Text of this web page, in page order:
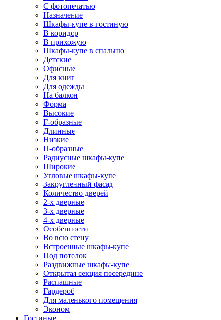
С фотопечатью
Назначение
Шкафы-купе в гостиную
В коридор
В прихожую
Шкафы-купе в спальню
Детские
Офисные
Для книг
Для одежды
На балкон
Форма
Высокие
Г-образные
Длинные
Низкие
П-образные
Радиусные шкафы-купе
Широкие
Угловые шкафы-купе
Закругленный фасад
Количество дверей
2-х дверные
3-х дверные
4-х дверные
Особенности
Во всю стену
Встроенные шкафы-купе
Под потолок
Раздвижные шкафы-купе
Открытая секция посередине
Распашные
Гардероб
Для маленького помещения
Эконом
Гостиные